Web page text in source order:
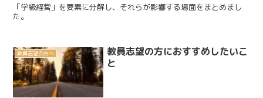
「学級経営」を要素に分解し、それらが影響する場面をまとめまし
た。
教員志望の方へ
教員志望の方におすすめしたいこ
と